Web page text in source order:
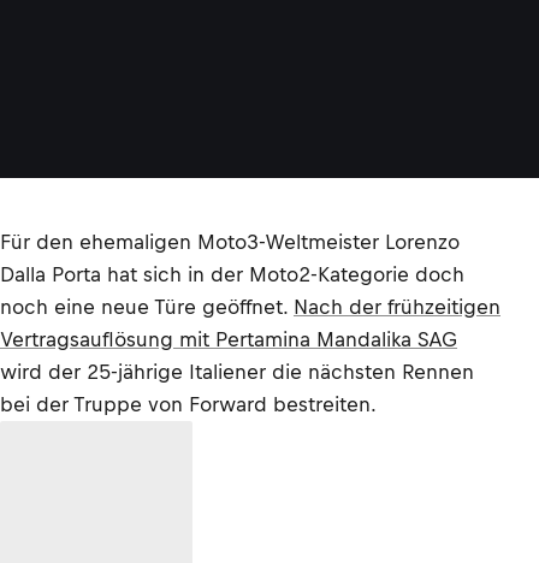
Für den ehemaligen Moto3-Weltmeister Lorenzo
Dalla Porta hat sich in der Moto2-Kategorie doch
noch eine neue Türe geöffnet. Nach der frühzeitigen
Vertragsauflösung mit Pertamina Mandalika SAG
wird der 25-jährige Italiener die nächsten Rennen
bei der Truppe von Forward bestreiten.